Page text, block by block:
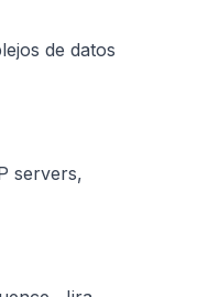
de datos
servers,